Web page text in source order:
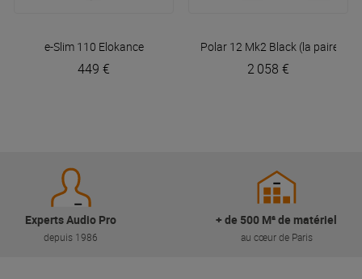
e-Slim 110 Elokance
449 €
Polar 12 Mk2 Black (la paire) +
2 058 €
Experts Audio Pro
depuis 1986
+ de 500 M² de matériel
au cœur de Paris